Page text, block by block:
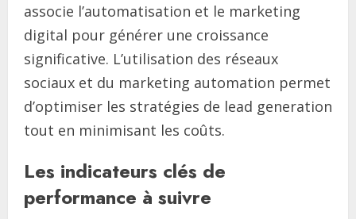
associe l’automatisation et le marketing
digital pour générer une croissance
significative. L’utilisation des réseaux
sociaux et du marketing automation permet
d’optimiser les stratégies de lead generation
tout en minimisant les coûts.
Les indicateurs clés de
performance à suivre